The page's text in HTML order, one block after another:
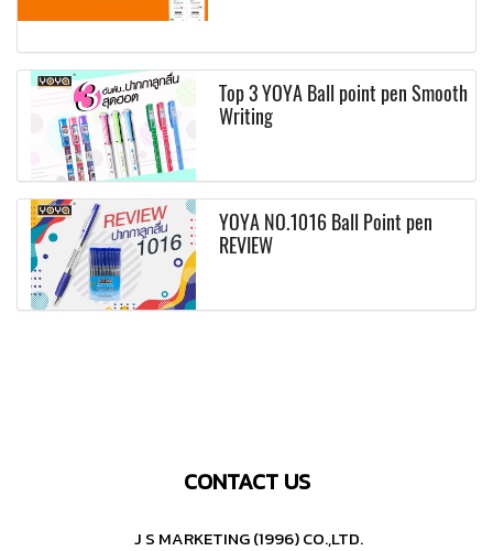
Top 3 YOYA Ball point pen Smooth
Writing
YOYA NO.1016 Ball Point pen
REVIEW
CONTACT US
J S MARKETING (1996) CO.,LTD.